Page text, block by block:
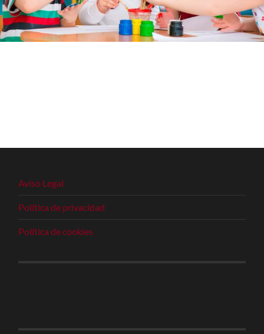
Aviso Legal
Política de privacidad
Política de cookies